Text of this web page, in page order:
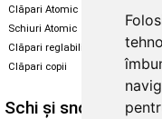
Clăpari Atomic
Schiuri Atomic
Clăpari reglabili
Clăpari copii
Schi și snowboard